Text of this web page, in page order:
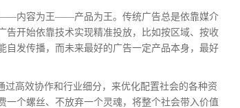
内容为王——产品为王。传统广告总是依靠媒介
告开始依靠技术实现精准投放，比如按区域、按收
自发传播，而未来最好的广告一定产品本身，最好
过高效协作和行业细分，来优化配置社会的各种资
个螺丝、不放弃一个灵魂，将整个社会带入价值